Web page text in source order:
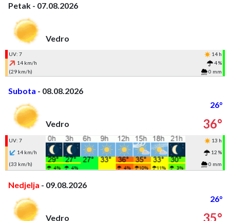
Petak - 07.08.2026
Vedro
UV: 7
14 h
14 km/h
4 %
(29 km/h)
0 mm
Subota - 08.08.2026
26°
Vedro
36°
UV: 7
13 h
14 km/h
12 %
(33 km/h)
0 mm
Nedjelja - 09.08.2026
26°
Vedro
35°